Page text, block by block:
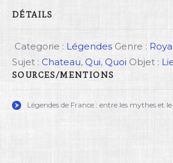
DÉTAILS
Categorie : Légendes Genre :
Sujet : Chateau, Qui, Quoi Objet :
SOURCES/MENTIONS
Légendes de France : entre les mythes et